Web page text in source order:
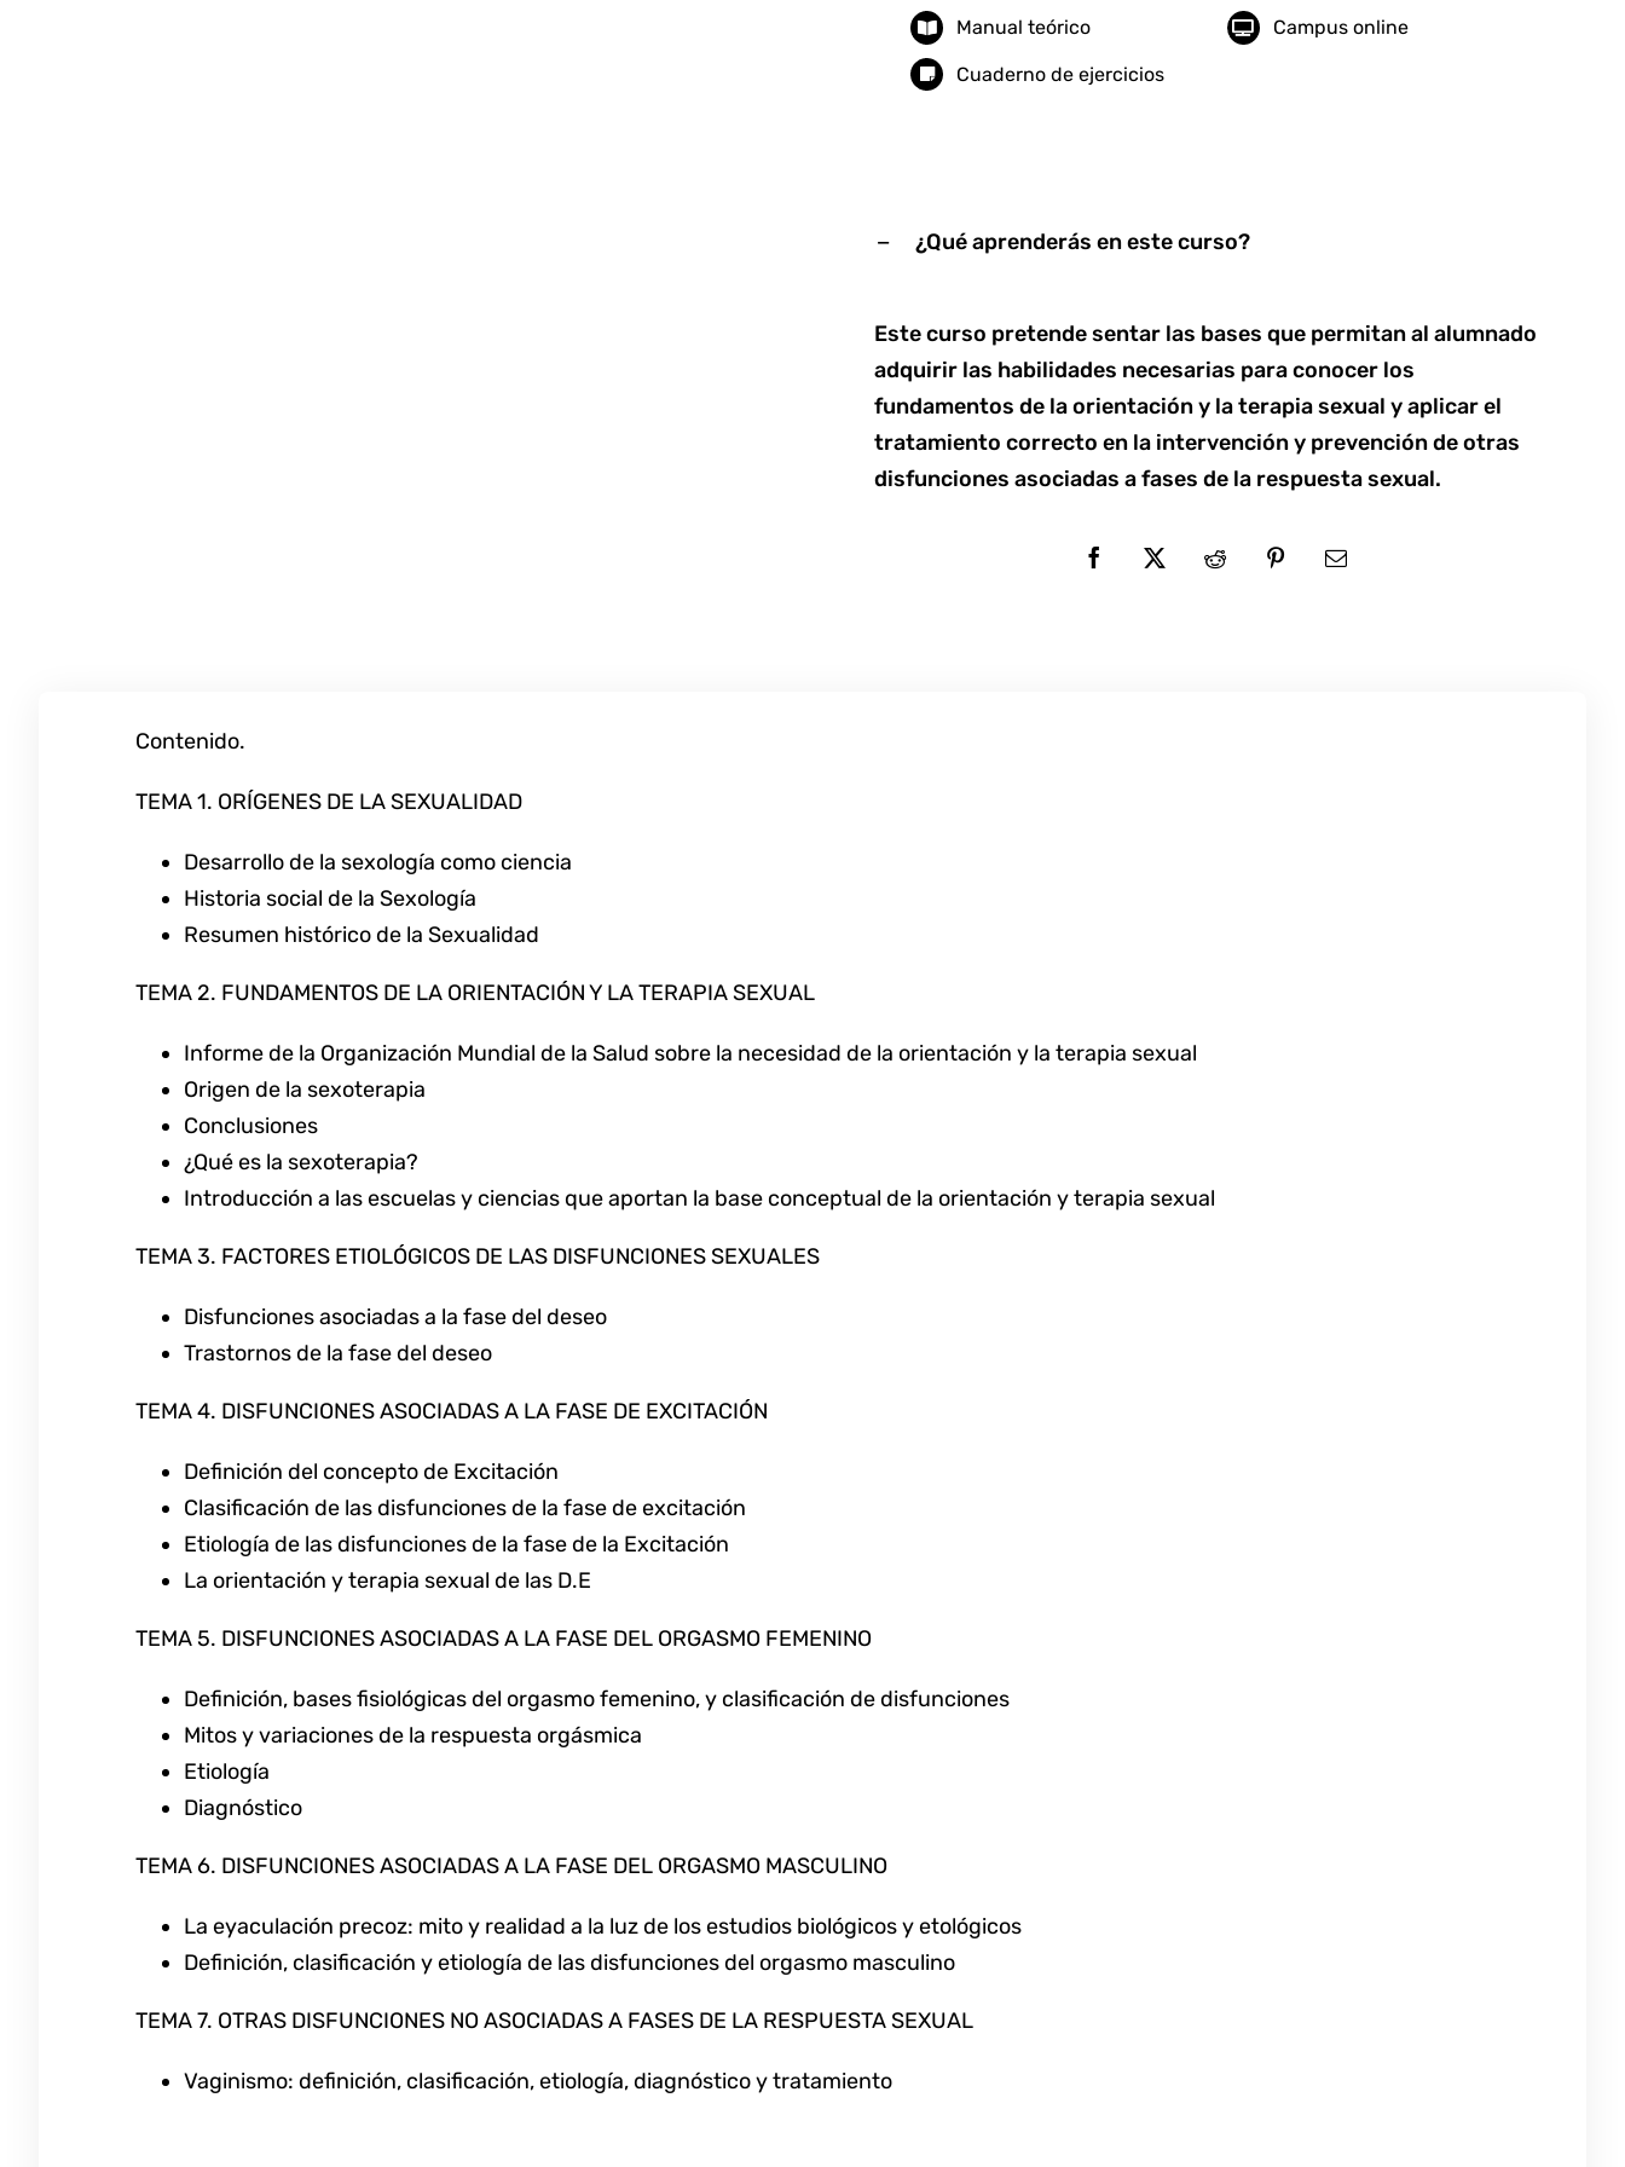
Manual teórico
Cuaderno de ejercicios
Campus online
¿Qué aprenderás en este curso?
Este curso pretende sentar las bases que permitan al alumnado
adquirir las habilidades necesarias para conocer los
fundamentos de la orientación y la terapia sexual y aplicar el
tratamiento correcto en la intervención y prevención de otras
disfunciones asociadas a fases de la respuesta sexual.
Contenido.
TEMA 1. ORÍGENES DE LA SEXUALIDAD
Desarrollo de la sexología como ciencia
Historia social de la Sexología
Resumen histórico de la Sexualidad
TEMA 2. FUNDAMENTOS DE LA ORIENTACIÓN Y LA TERAPIA SEXUAL
Informe de la Organización Mundial de la Salud sobre la necesidad de la orientación y la terapia sexual
Origen de la sexoterapia
Conclusiones
¿Qué es la sexoterapia?
Introducción a las escuelas y ciencias que aportan la base conceptual de la orientación y terapia sexual
TEMA 3. FACTORES ETIOLÓGICOS DE LAS DISFUNCIONES SEXUALES
Disfunciones asociadas a la fase del deseo
Trastornos de la fase del deseo
TEMA 4. DISFUNCIONES ASOCIADAS A LA FASE DE EXCITACIÓN
Definición del concepto de Excitación
Clasificación de las disfunciones de la fase de excitación
Etiología de las disfunciones de la fase de la Excitación
La orientación y terapia sexual de las D.E
TEMA 5. DISFUNCIONES ASOCIADAS A LA FASE DEL ORGASMO FEMENINO
Definición, bases fisiológicas del orgasmo femenino, y clasificación de disfunciones
Mitos y variaciones de la respuesta orgásmica
Etiología
Diagnóstico
TEMA 6. DISFUNCIONES ASOCIADAS A LA FASE DEL ORGASMO MASCULINO
La eyaculación precoz: mito y realidad a la luz de los estudios biológicos y etológicos
Definición, clasificación y etiología de las disfunciones del orgasmo masculino
TEMA 7. OTRAS DISFUNCIONES NO ASOCIADAS A FASES DE LA RESPUESTA SEXUAL
Vaginismo: definición, clasificación, etiología, diagnóstico y tratamiento